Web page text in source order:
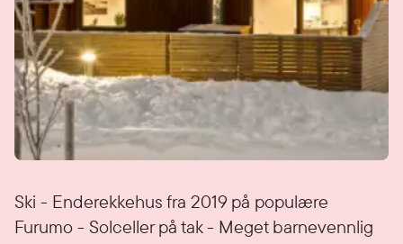
Ski - Enderekkehus fra 2019 på populære
Furumo - Solceller på tak - Meget barnevennlig
Detaljer